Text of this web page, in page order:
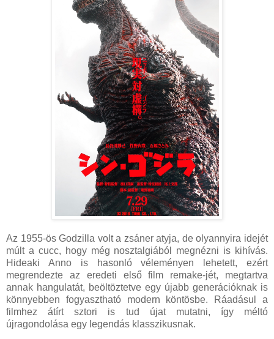
Az 1955-ös Godzilla volt a zsáner atyja, de olyannyira idejét
múlt a cucc, hogy még nosztalgiából megnézni is kihívás.
Hideaki Anno is hasonló véleményen lehetett, ezért
megrendezte az eredeti első film remake-jét, megtartva
annak hangulatát, beöltöztetve egy újabb generációknak is
könnyebben fogyasztható modern köntösbe. Ráadásul a
filmhez átírt sztori is tud újat mutatni, így méltó
újragondolása egy legendás klasszikusnak.